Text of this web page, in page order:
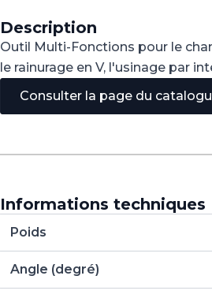
Description
Outil Multi-Fonctions pour le
le rainurage en V, l'usinage par
Consulter la page du
Informations techniques
Poids
Angle (degré)